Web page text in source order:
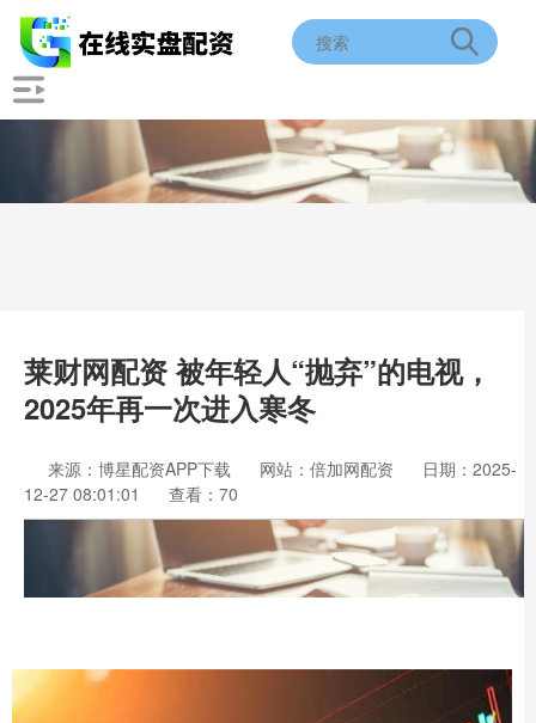
莱财网配资 被年轻人“抛弃”的电视，
2025年再一次进入寒冬
来源：博星配资APP下载 网站：倍加网配资
日期：2025-
12-27 08:01:01
查看：70